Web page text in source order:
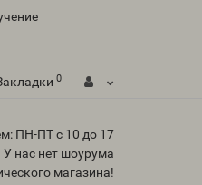
0
ПН-ПТ с 10 до 17
нас нет шоурума
магазина!